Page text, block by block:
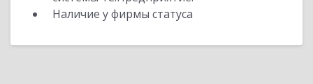
Наличие у фирмы статуса